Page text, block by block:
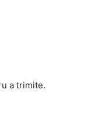
a trimite.